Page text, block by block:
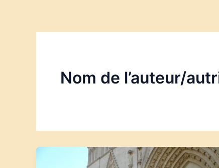
Nom de l’auteur/